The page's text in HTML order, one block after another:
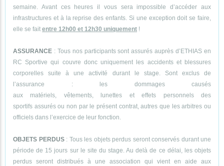
semaine. Avant ces heures il vous sera impossible d’accéder aux
infrastructures et à la reprise des enfants. Si une exception doit se faire,
elle se fait entre 12h00 et 12h30 uniquement !
ASSURANCE : Tous nos participants sont assurés auprès d’ETHIAS en
RC Sportive qui couvre donc uniquement les accidents et blessures
corporelles suite à une activité durant le stage. Sont exclus de
l’assurance : les dommages causés
aux matériels, vêtements, lunettes et effets personnels des
sportifs assurés ou non par le présent contrat, autres que les arbitres ou
officiels dans l’exercice de leur fonction.
OBJETS PERDUS: Tous les objets perdus seront conservés durant une
période de 15 jours sur le site du stage. Au delà de ce délai, les objets
perdus seront distribués à une association qui vient en aide aux